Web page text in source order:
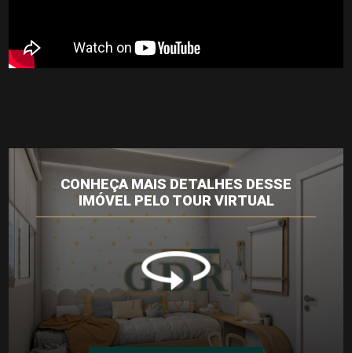
CONHEÇA MAIS DETALHES DESSE
IMÓVEL PELO TOUR VIRTUAL